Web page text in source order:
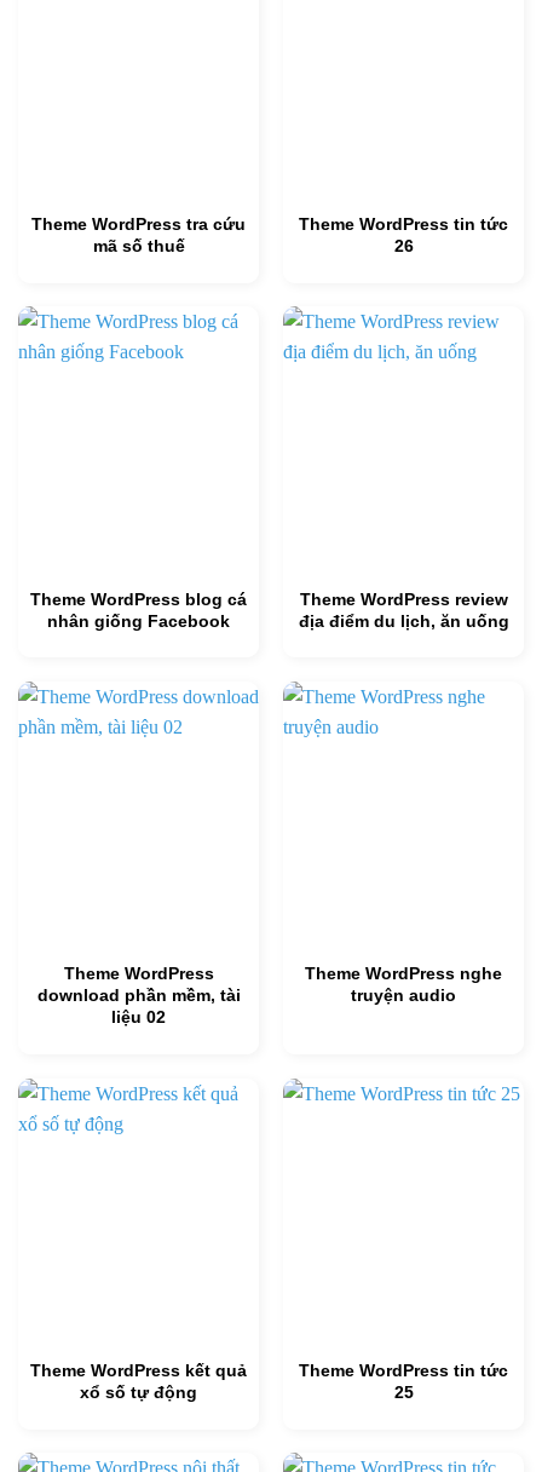
Theme WordPress tra cứu
mã số thuế
Theme WordPress tin tức
26
Theme WordPress blog cá
nhân giống Facebook
Theme WordPress review
địa điểm du lịch, ăn uống
Theme WordPress
download phần mềm, tài
liệu 02
Theme WordPress nghe
truyện audio
Theme WordPress kết quả
xổ số tự động
Theme WordPress tin tức
25